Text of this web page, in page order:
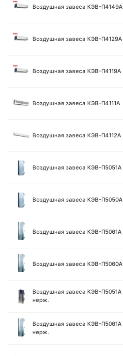
Воздушная завеса КЭВ-П4149А
Воздушная завеса КЭВ-П4129А
Воздушная завеса КЭВ-П4119А
Воздушная завеса КЭВ-П4111A
Воздушная завеса КЭВ-П4112А
Воздушная завеса КЭВ-П5051A
Воздушная завеса КЭВ-П5050A
Воздушная завеса КЭВ-П5061A
Воздушная завеса КЭВ-П5060A
Воздушная завеса КЭВ-П5051A
нерж.
Воздушная завеса КЭВ-П5061A
нерж.